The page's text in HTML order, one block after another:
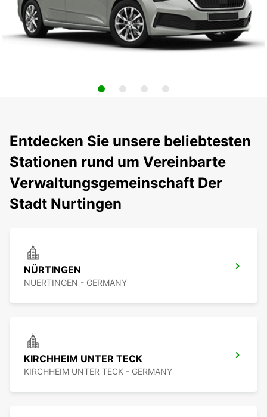
Entdecken Sie unsere beliebtesten
Stationen rund um Vereinbarte
Verwaltungsgemeinschaft Der
Stadt Nurtingen
NÜRTINGEN
NUERTINGEN - GERMANY
KIRCHHEIM UNTER TECK
KIRCHHEIM UNTER TECK - GERMANY